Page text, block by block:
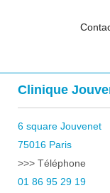
Clinique
6 square Jouvenet
75016 Paris
>>> Téléphone
01 86 95 29 19